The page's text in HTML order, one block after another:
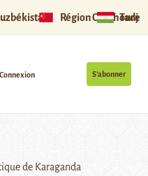
Région Ouïghoure
S’abonner
Connexion
de Karaganda